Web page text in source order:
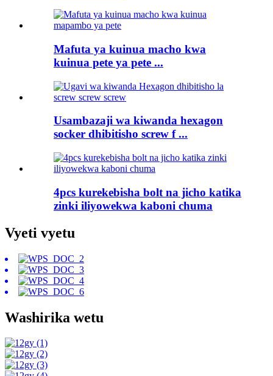
Mafuta ya kuinua macho kwa
kuinua pete ya pete ...
Usambazaji wa kiwanda hexagon
socker dhibitisho screw f ...
4pcs kurekebisha bolt na jicho katika
zinki iliyowekwa kaboni chuma
Vyeti vyetu
Washirika wetu